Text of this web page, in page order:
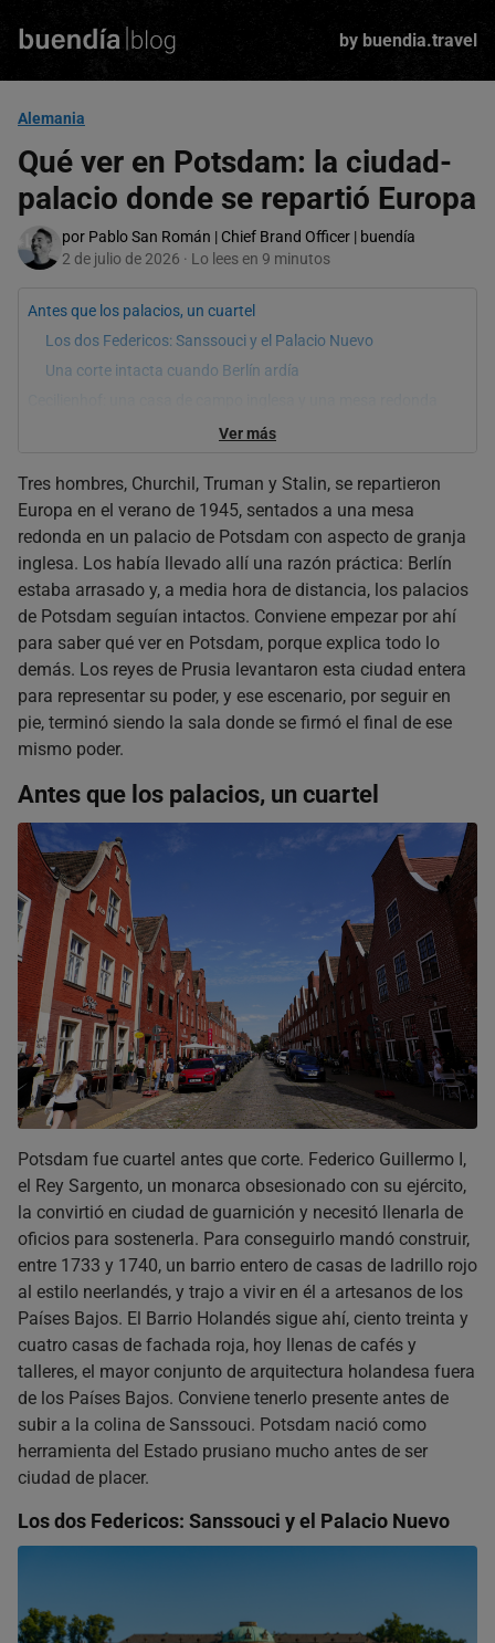
by buendia.travel
Alemania
Qué ver en Potsdam: la ciudad-
palacio donde se repartió Europa
por Pablo San Román | Chief Brand Officer | buendía
2 de julio de 2026 · Lo lees en 9 minutos
Antes que los palacios, un cuartel
Los dos Federicos: Sanssouci y el Palacio Nuevo
Una corte intacta cuando Berlín ardía
Del puente de los espías a la visita desde Berlín
¿Cómo se llega de Berlín a Potsdam?
¿Cuánto tiempo hace falta para ver Potsdam?
¿Se pueden ver Sanssouci y Cecilienhof el mismo día?
¿Hay que reservar para entrar en los palacios?
¿Se puede entrar en la sala de la Conferencia de Potsdam?
¿Merece la pena combinar Sachsenhausen y Potsdam en un
día?
¿Qué más hay cerca de Potsdam?
Ver más
Tres hombres, Churchil, Truman y Stalin, se repartieron
Europa en el verano de 1945, sentados a una mesa
redonda en un palacio de Potsdam con aspecto de granja
inglesa. Los había llevado allí una razón práctica: Berlín
estaba arrasado y, a media hora de distancia, los palacios
de Potsdam seguían intactos. Conviene empezar por ahí
para saber qué ver en Potsdam, porque explica todo lo
demás. Los reyes de Prusia levantaron esta ciudad entera
para representar su poder, y ese escenario, por seguir en
pie, terminó siendo la sala donde se firmó el final de ese
mismo poder.
Antes que los palacios, un cuartel
Potsdam fue cuartel antes que corte. Federico Guillermo I,
el Rey Sargento, un monarca obsesionado con su ejército,
la convirtió en ciudad de guarnición y necesitó llenarla de
oficios para sostenerla. Para conseguirlo mandó construir,
entre 1733 y 1740, un barrio entero de casas de ladrillo rojo
al estilo neerlandés, y trajo a vivir en él a artesanos de los
Países Bajos. El Barrio Holandés sigue ahí, ciento treinta y
cuatro casas de fachada roja, hoy llenas de cafés y
talleres, el mayor conjunto de arquitectura holandesa fuera
de los Países Bajos. Conviene tenerlo presente antes de
subir a la colina de Sanssouci. Potsdam nació como
herramienta del Estado prusiano mucho antes de ser
ciudad de placer.
Los dos Federicos: Sanssouci y el Palacio Nuevo